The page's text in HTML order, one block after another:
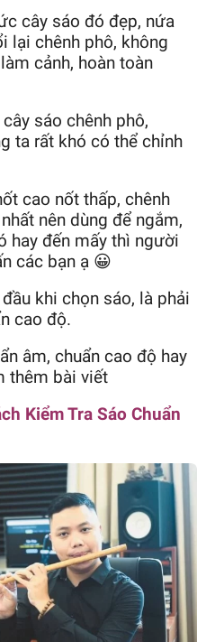
cây sáo đó đẹp, nứa
lại chênh phô, không
cảnh, hoàn toàn
sáo chênh phô,
ta rất khó có thể chỉnh
cao nốt thấp, chênh
nên dùng để ngắm,
hay đến mấy thì người
các bạn ạ 😀
khi chọn sáo, là phải
cao độ.
âm, chuẩn cao độ hay
thêm bài viết
Kiểm Tra Sáo Chuẩn